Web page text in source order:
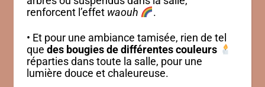
renforcent l’effet waouh
.
• Et pour une ambiance tamisée, rien de tel
que des bougies de différentes couleurs
réparties dans toute la salle, pour une
lumière douce et chaleureuse.